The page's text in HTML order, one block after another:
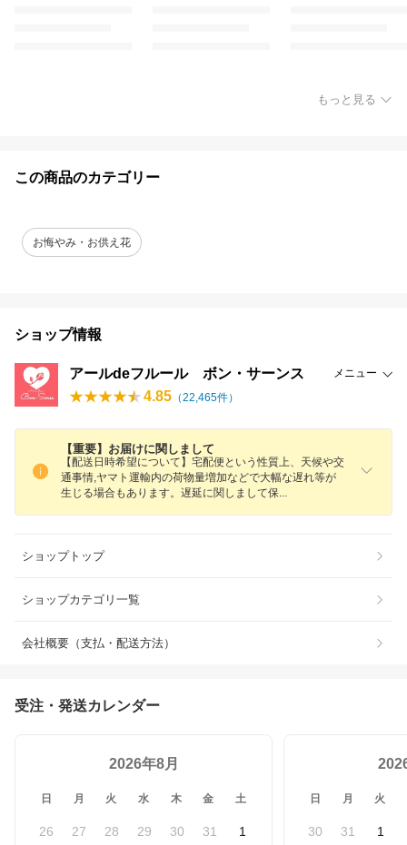
もっと見る
この商品のカテゴリー
お悔やみ・お供え花
ショップ情報
アールdeフルール ボン・サーンス メニュー
4.85 （22,465件）
【重要】お届けに関しまして
【配送日時希望について】宅配便という性質上、天候や交
通事情,ヤマト運輸内の荷物量増加などで大幅な遅れ等が
生じる場合もあります。遅延に関しまして保
ショップトップ
ショップカテゴリ一覧
会社概要（支払・配送方法）
受注・発送カレンダー
2026年8月
日 月 火 水 木 金 土
26 27 28 29 30 31 1
日 月 火
30 31 1